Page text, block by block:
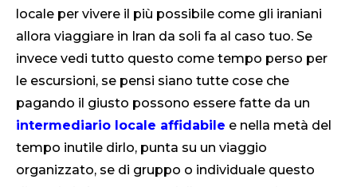
locale per vivere il più possibile come gli iraniani
allora viaggiare in Iran da soli fa al caso tuo. Se
invece vedi tutto questo come tempo perso per
le escursioni, se pensi siano tutte cose che
pagando il giusto possono essere fatte da un
intermediario locale affidabile e nella metà del
tempo inutile dirlo, punta su un viaggio
organizzato, se di gruppo o individuale questo